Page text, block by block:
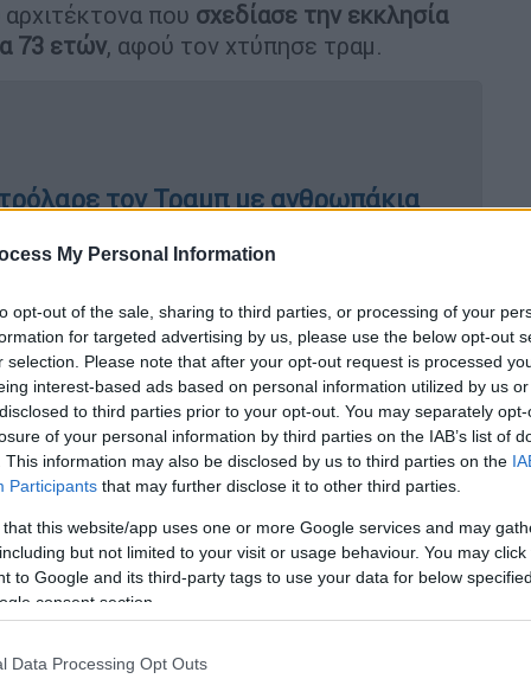
My Personal Information
opt-out of the sale, sharing to third parties, or processing of your
for targeted advertising by us, please use the below opt-out
selection. Please note that after your opt-out request is processed
interest-based ads based on personal information utilized by us
to third parties prior to your opt-out. You may separately
of your personal information by third parties on the IAB’s list of
This information may also be disclosed by us to third parties on the
Participants that may further disclose it to other third parties.
that this website/app uses one or more Google services and may
but not limited to your visit or usage behaviour. You may
to Google and its third-party tags to use your data for below
consent section.
Data Processing Opt Outs
αρχιτέκτονα που σχεδίασε την εκκλησία
73 ετών, αφού τον χτύπησε τραμ.
τον Τραμπ με ανθρωπάκια
το Ιράν
μετέτρεψε τα διάσημα τουβλάκια
Familia, όπως είναι το πλήρες όνομα
και 144 χρόνια αργότερα το έργο
ένα σημαντικό ορόσημο με την
Ιησού Χριστού
πύργουςτου κτιρίου. Αυτό καθιστά επίσης
στον κόσμο, όπως σημειώνει και το